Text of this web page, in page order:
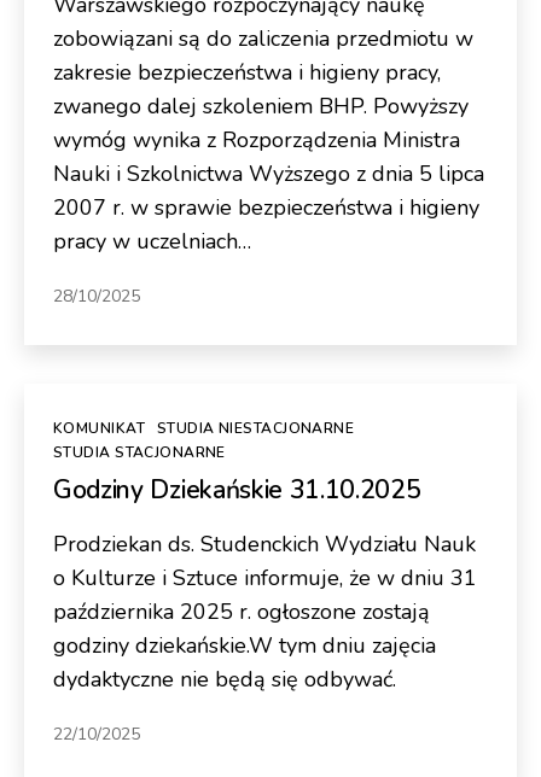
zobowiązani są do zaliczenia przedmiotu w
zakresie bezpieczeństwa i higieny pracy,
zwanego dalej szkoleniem BHP. Powyższy
wymóg wynika z Rozporządzenia Ministra
Nauki i Szkolnictwa Wyższego z dnia 5 lipca
2007 r. w sprawie bezpieczeństwa i higieny
pracy w uczelniach…
28/10/2025
Kategorie
KOMUNIKAT
STUDIA NIESTACJONARNE
STUDIA STACJONARNE
Godziny Dziekańskie 31.10.2025
Prodziekan ds. Studenckich Wydziału Nauk
o Kulturze i Sztuce informuje, że w dniu 31
października 2025 r. ogłoszone zostają
godziny dziekańskie.W tym dniu zajęcia
dydaktyczne nie będą się odbywać.
22/10/2025